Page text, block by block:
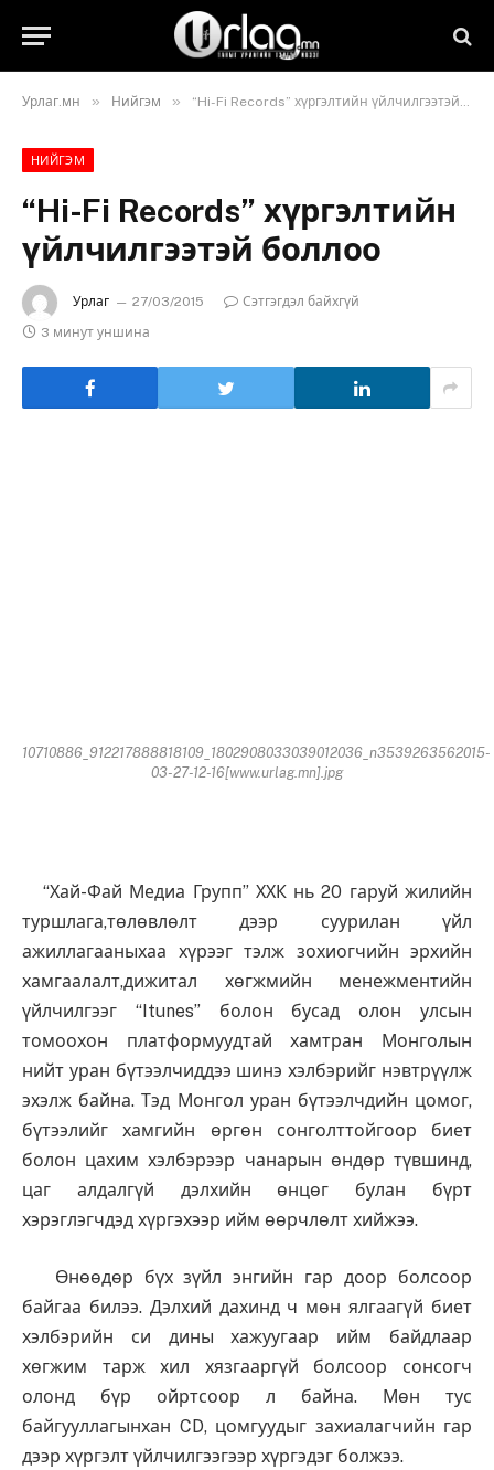
Урлаг.мн » Нийгэм » “Hi-Fi Records” хүргэлтийн үйлчилгээтэй боллоо
НИЙГЭМ
“Hi-Fi Records” хүргэлтийн
үйлчилгээтэй боллоо
Урлаг 27/03/2015
Сэтгэгдэл байхгүй
3 минут уншина
10710886_912217888818109_1802908033039012036_n3539263562015-
03-27-12-16[www.urlag.mn].jpg
“Хай-Фай Медиа Групп” ХХК нь 20 гаруй жилийн
туршлага,төлөвлөлт дээр суурилан үйл
ажиллагааныхаа хүрээг тэлж зохиогчийн эрхийн
хамгаалалт,дижитал хөгжмийн менежментийн
үйлчилгээг “Itunes” болон бусад олон улсын
томоохон платформуудтай хамтран Монголын
нийт уран бүтээлчиддээ шинэ хэлбэрийг нэвтрүүлж
эхэлж байна. Тэд Монгол уран бүтээлчдийн цомог,
бүтээлийг хамгийн өргөн сонголттойгоор биет
болон цахим хэлбэрээр чанарын өндөр түвшинд,
цаг алдалгүй дэлхийн өнцөг булан бүрт
хэрэглэгчдэд хүргэхээр ийм өөрчлөлт хийжээ.
Өнөөдөр бүх зүйл энгийн гар доор болсоор
байгаа билээ. Дэлхий дахинд ч мөн ялгаагүй биет
хэлбэрийн си дины хажуугаар ийм байдлаар
хөгжим тарж хил хязгааргүй болсоор сонсогч
олонд бүр ойртсоор л байна. Мөн тус
байгууллагынхан CD, цомгуудыг захиалагчийн гар
дээр хүргэлт үйлчилгээгээр хүргэдэг болжээ.